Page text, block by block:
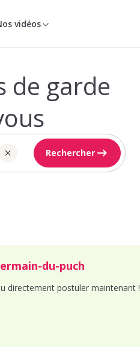
vidéos
de garde
Rechercher
du-puch
directement postuler maintenant !